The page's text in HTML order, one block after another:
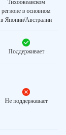
регионе в основном
в Японии/Австралии
Поддерживает
Не поддерживает